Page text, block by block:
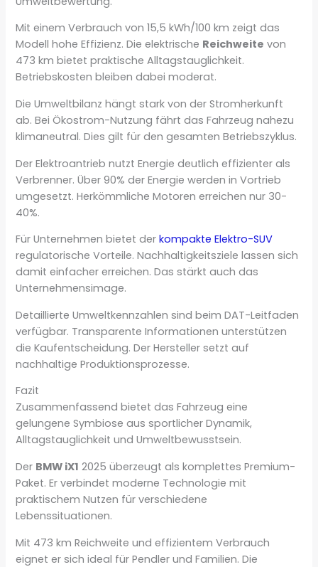
Mit einem Verbrauch von 15,5 kWh/100 km zeigt das
Modell hohe Effizienz. Die elektrische Reichweite von
473 km bietet praktische Alltagstauglichkeit.
Betriebskosten bleiben dabei moderat.
Die Umweltbilanz hängt stark von der Stromherkunft
ab. Bei Ökostrom-Nutzung fährt das Fahrzeug nahezu
klimaneutral. Dies gilt für den gesamten Betriebszyklus.
Der Elektroantrieb nutzt Energie deutlich effizienter als
Verbrenner. Über 90% der Energie werden in Vortrieb
umgesetzt. Herkömmliche Motoren erreichen nur 30-
40%.
Für Unternehmen bietet derkompakte Elektro-SUV
regulatorische Vorteile. Nachhaltigkeitsziele lassen sich
damit einfacher erreichen. Das stärkt auch das
Unternehmensimage.
Detaillierte Umweltkennzahlen sind beim DAT-Leitfaden
verfügbar. Transparente Informationen unterstützen
die Kaufentscheidung. Der Hersteller setzt auf
nachhaltige Produktionsprozesse.
Fazit
Zusammenfassend bietet das Fahrzeug eine
gelungene Symbiose aus sportlicher Dynamik,
Alltagstauglichkeit und Umweltbewusstsein.
Der BMW iX1 2025 überzeugt als komplettes Premium-
Paket. Er verbindet moderne Technologie mit
praktischem Nutzen für verschiedene
Lebenssituationen.
Mit 473 km Reichweite und effizientem Verbrauch
eignet er sich ideal für Pendler und Familien. Die